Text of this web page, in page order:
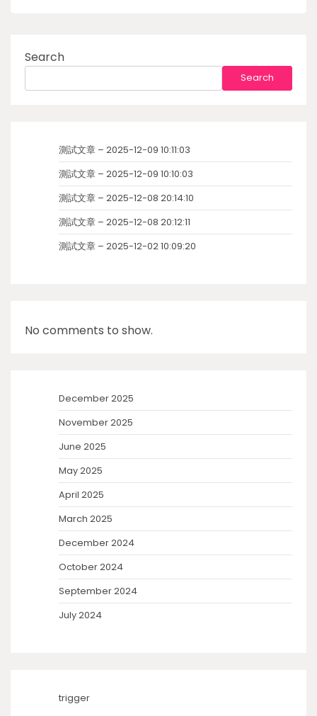
Search
Search
測試文章 – 2025-12-09 10:11:03
測試文章 – 2025-12-09 10:10:03
測試文章 – 2025-12-08 20:14:10
測試文章 – 2025-12-08 20:12:11
測試文章 – 2025-12-02 10:09:20
No comments to show.
December 2025
November 2025
June 2025
May 2025
April 2025
March 2025
December 2024
October 2024
September 2024
July 2024
trigger